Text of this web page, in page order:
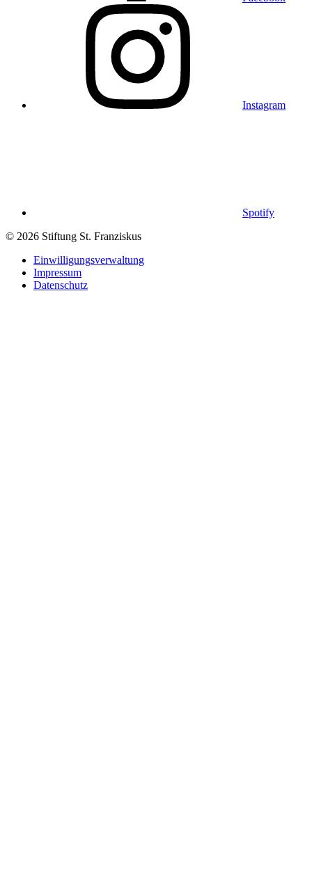
Instagram
Spotify
© 2026 Stiftung St. Franziskus
Einwilligungsverwaltung
Impressum
Datenschutz